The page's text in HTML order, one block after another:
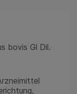
bovis Gl Dil.